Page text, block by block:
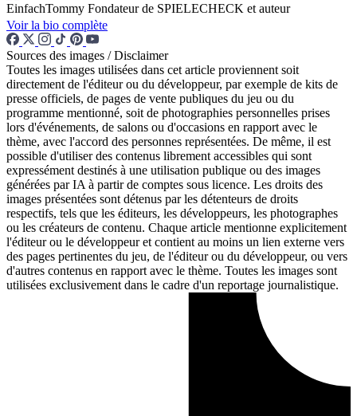
EinfachTommy Fondateur de SPIELECHECK et auteur
Voir la bio complète
Sources des images / Disclaimer
Toutes les images utilisées dans cet article proviennent soit
directement de l'éditeur ou du développeur, par exemple de kits de
presse officiels, de pages de vente publiques du jeu ou du
programme mentionné, soit de photographies personnelles prises
lors d'événements, de salons ou d'occasions en rapport avec le
thème, avec l'accord des personnes représentées. De même, il est
possible d'utiliser des contenus librement accessibles qui sont
expressément destinés à une utilisation publique ou des images
générées par IA à partir de comptes sous licence. Les droits des
images présentées sont détenus par les détenteurs de droits
respectifs, tels que les éditeurs, les développeurs, les photographes
ou les créateurs de contenu. Chaque article mentionne explicitement
l'éditeur ou le développeur et contient au moins un lien externe vers
des pages pertinentes du jeu, de l'éditeur ou du développeur, ou vers
d'autres contenus en rapport avec le thème. Toutes les images sont
utilisées exclusivement dans le cadre d'un reportage journalistique.